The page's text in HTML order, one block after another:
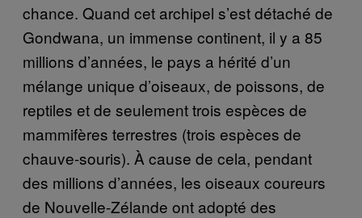
chance. Quand cet archipel s’est détaché de
Gondwana, un immense continent, il y a 85
millions d’années, le pays a hérité d’un
mélange unique d’oiseaux, de poissons, de
reptiles et de seulement trois espèces de
mammifères terrestres (trois espèces de
chauve-souris). À cause de cela, pendant
des millions d’années, les oiseaux coureurs
de Nouvelle-Zélande ont adopté des